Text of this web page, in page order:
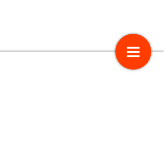
Het eigen fotoboek: Bert Mellaarts